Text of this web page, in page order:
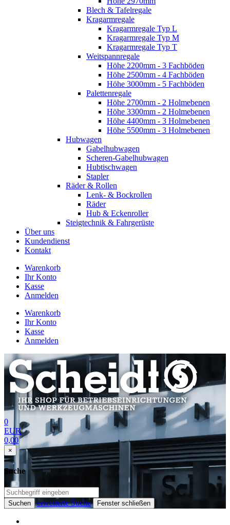
Blech & Tafelregale
Kragarmregale
Kragarmregale Typ L
Kragarmregale Typ M
Kragarmregale Typ T
Weitspannregale
Höhe 2200mm - 3 Fachböden
Höhe 2500mm - 4 Fachböden
Höhe 3000mm - 5 Fachböden
Palettenregale
Höhe 2700mm - 2 Holmebenen
Höhe 3300mm - 2 Holmebenen
Höhe 4400mm - 3 Holmebenen
Höhe 5500mm - 3 Holmebenen
Hubwagen
Gabelhubwagen
Scheren-Gabelhubwagen
Hubtischwagen
Stapler
Räder & Rollen
Lenk- & Bockrollen
Räder
Hub & Eckenroller
Steigtechnik & Fahrgerüste
Über uns
Kundendienst
Kontakt
Warenkorb
Ihr Konto
Kasse
Anmelden
Warenkorb
Ihr Konto
Kasse
Anmelden
0
EUR
0,00
×
Suche
Suchen erweiterte Suche Fenster schließen